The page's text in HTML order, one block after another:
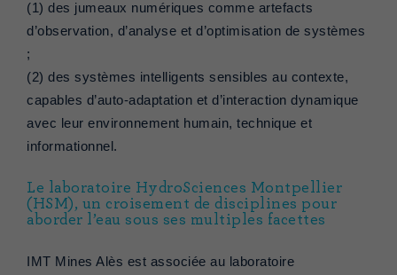
(1) des jumeaux numériques comme artefacts
d’observation, d’analyse et d’optimisation de systèmes
;
(2) des systèmes intelligents sensibles au contexte,
capables d’auto-adaptation et d’interaction dynamique
avec leur environnement humain, technique et
informationnel.
Le laboratoire HydroSciences Montpellier
(HSM), un croisement de disciplines pour
aborder l’eau sous ses multiples facettes
IMT Mines Alès est associée au laboratoire